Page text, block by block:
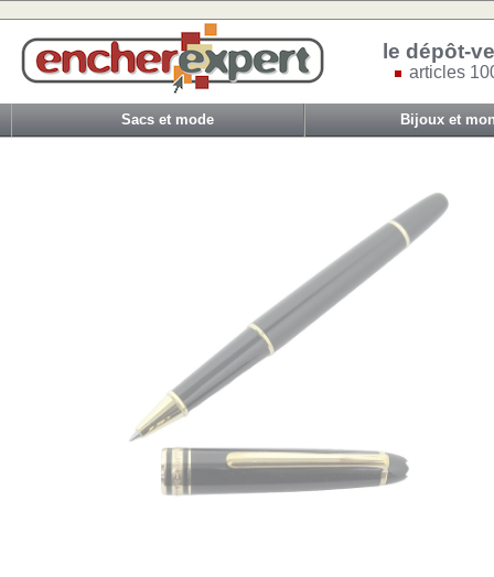
le dépôt-
articles
Sacs et mode Bijoux et